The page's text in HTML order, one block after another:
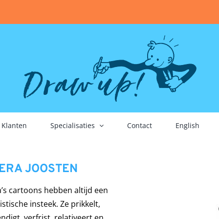
Klanten Specialisaties Contact English
JOOSTEN
cartoons hebben altijd een
insteek. Ze prikkelt,